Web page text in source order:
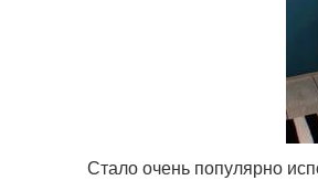
Стало очень популярно